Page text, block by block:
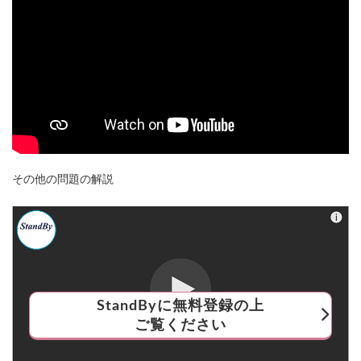
その他の問題の解説
StandByに無料登録の上
ご覧ください